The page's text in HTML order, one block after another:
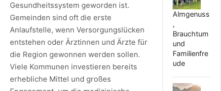
Gesundheitssystem geworden ist.
Gemeinden sind oft die erste
Anlaufstelle, wenn Versorgungslücken
entstehen oder Ärztinnen und Ärzte für
die Region gewonnen werden sollen.
Viele Kommunen investieren bereits
erhebliche Mittel und großes
Almgenuss
,
Brauchtum
und
Familienfre
ude